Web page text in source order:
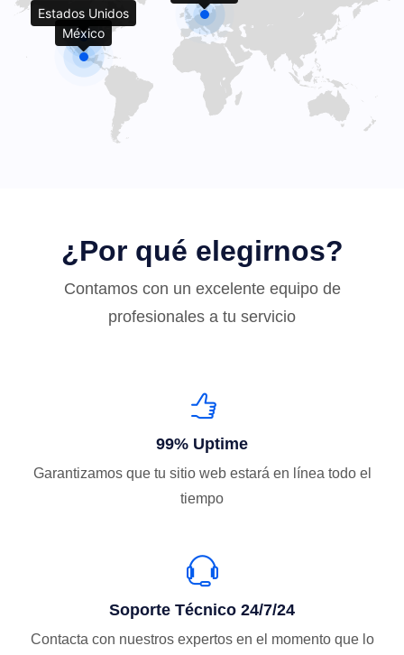
¿Por qué elegirnos?
Contamos con un excelente equipo de
profesionales a tu servicio
99% Uptime
Garantizamos que tu sitio web estará en línea todo el
tiempo
Soporte Técnico 24/7/24
Contacta con nuestros expertos en el momento que lo
Estados Unidos
México